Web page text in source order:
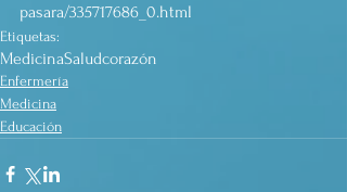
pasara/335717686_0.html
Etiquetas:
MedicinaSaludcorazón
Enfermería
Medicina
Educación